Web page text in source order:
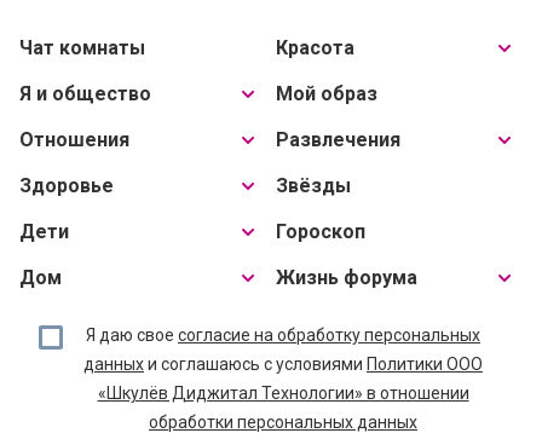
Чат комнаты
Я и общество
Отношения
Здоровье
Дети
Дом
Красота
Мой образ
Развлечения
Звёзды
Гороскоп
Жизнь форума
Я даю свое согласие на обработку персональных
данныхи соглашаюсь с условиями Политики ООО
«Шкулёв Диджитал Технологии» в отношении
обработки персональных данных